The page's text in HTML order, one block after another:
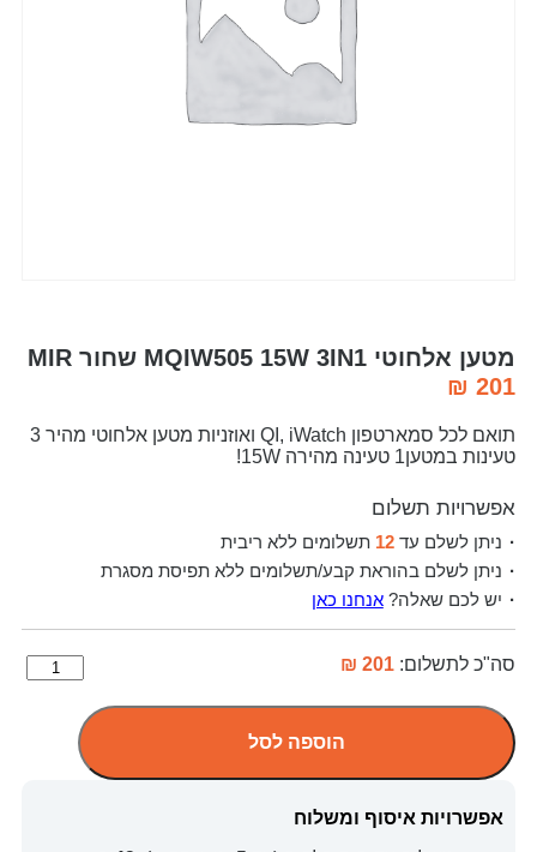
מטען אלחוטי MQIW505 15W 3IN1 שחור MIR
₪ 201
תואם לכל סמארטפון QI, iWatch ואוזניות מטען אלחוטי מהיר 3
טעינות במטען1 טעינה מהירה 15W!
אפשרויות תשלום
ניתן לשלם עד12 תשלומים ללא ריבית
ניתן לשלם בהוראת קבע/תשלומים ללא תפיסת מסגרת
יש לכם שאלה?אנחנו כאן
סה"כ לתשלום: 201 ₪
הוספה לסל
אפשרויות איסוף ומשלוח